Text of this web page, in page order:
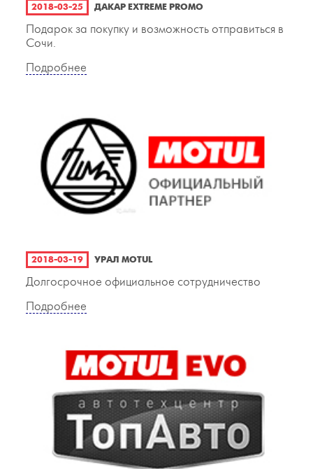
2018-03-25 ДАКАР EXTREME PROMO
Подарок за покупку и возможность отправиться в
Сочи.
Подробнее
2018-03-19 УРАЛ MOTUL
Долгосрочное официальное сотрудничество
Подробнее